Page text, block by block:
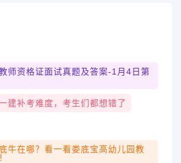
师资格证面试真题及答案-1月4日第
建补考难度，考生们都想错了
牛在哪？看一看娄底宝高幼儿园教